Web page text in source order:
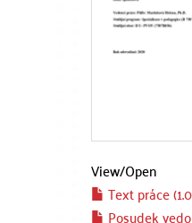
View/Open
Text práce
Posudek